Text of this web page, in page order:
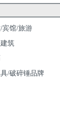
宾馆/旅游
筑
/破碎锤品牌